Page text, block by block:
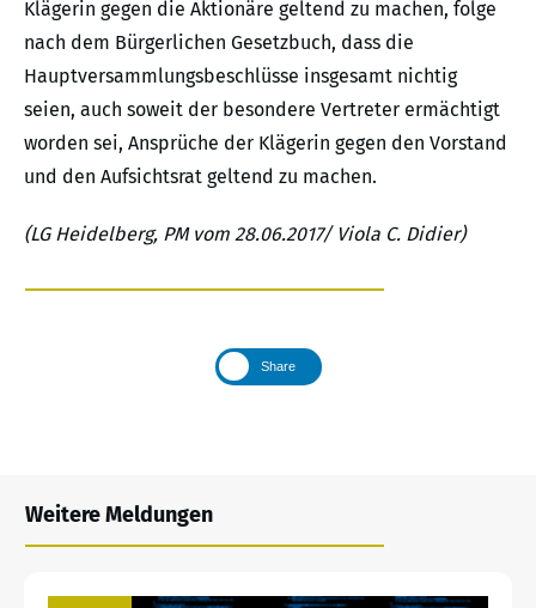
Klägerin gegen die Aktionäre geltend zu machen, folge
nach dem Bürgerlichen Gesetzbuch, dass die
Hauptversammlungsbeschlüsse insgesamt nichtig
seien, auch soweit der besondere Vertreter ermächtigt
worden sei, Ansprüche der Klägerin gegen den Vorstand
und den Aufsichtsrat geltend zu machen.
(LG Heidelberg, PM vom 28.06.2017/ Viola C. Didier)
Share
Weitere Meldungen